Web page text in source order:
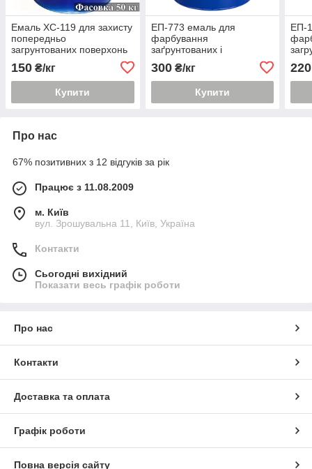
Емаль ХС-119 для захисту
попередньо
загрунтованих поверхонь
цистерн
150 ₴/кг
Купити
ЕП-773 емаль для
фарбування
заґрунтованих і
металевих поверхонь
купити Київ
300₴/кг
Купити
ЕП-
220
Про нас
67% позитивних з 12 відгуків за рік
Працює з 11.08.2009
м. Київ
вул. Зрошувальна 11, Київ, Україна
Контакти
Сьогодні вихідний
Показати весь графік роботи
Про нас
Контакти
Доставка та оплата
Графік роботи
Повна версія сайту